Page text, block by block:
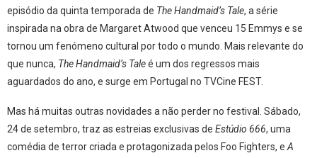
episódio da quinta temporada de The Handmaid’s Tale, a série
inspirada na obra de Margaret Atwood que venceu 15 Emmys e se
tornou um fenómeno cultural por todo o mundo. Mais relevante do
que nunca, The Handmaid’s Taleé um dos regressos mais
aguardados do ano, e surge em Portugal no TVCine FEST.
Mas há muitas outras novidades a não perder no festival. Sábado,
24 de setembro, traz as estreias exclusivas de Estúdio 666, uma
comédia de terror criada e protagonizada pelos Foo Fighters, eA